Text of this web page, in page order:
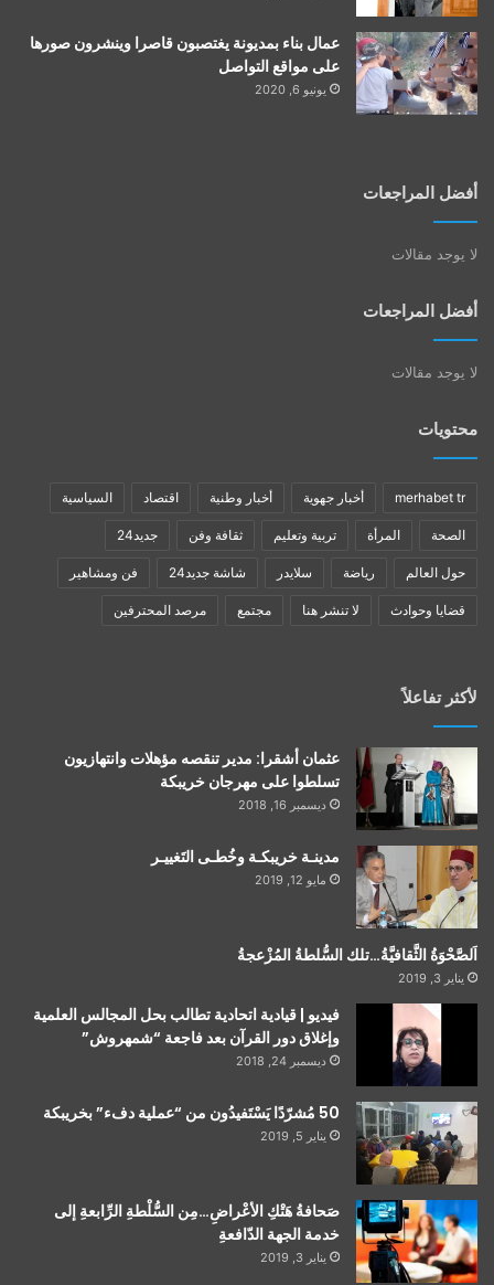
عمال بناء بمديونة يغتصبون قاصرا وينشرون صورها
على مواقع التواصل
يونيو 6, 2020
أفضل المراجعات
لا يوجد مقالات
أفضل المراجعات
لا يوجد مقالات
محتويات
merhabet tr أخبار جهوية أخبار وطنية اقتصاد السياسية
الصحة المرأة تربية وتعليم ثقافة وفن جديد24
حول العالم رياضة سلايدر شاشة جديد24 فن ومشاهير
قضايا وحوادث لا تنشر هنا مجتمع مرصد المحترفين
لأكثر تفاعلاً
عثمان أشقرا: مدير تنقصه مؤهلات وانتهازيون
تسلطوا على مهرجان خريبكة
ديسمبر 16, 2018
مدينـة خريبكـة وخُطـى التَغييـر
مايو 12, 2019
اَلصَّحْوَةُ الثَّقافيَّةُ…تلك السُّلطةُ المُزْعجةُ
يناير 3, 2019
فيديو | قيادية اتحادية تطالب بحل المجالس العلمية
وإغلاق دور القرآن بعد فاجعة “شمهروش”
ديسمبر 24, 2018
50 مُشرّدًا يَسْتَفيدُون من “عملية دفء” بخريبكة
يناير 5, 2019
صَحافةُ هَتْكِ الأعْراضِ…مِن السُّلْطةِ الرِّابعةِ إلى
خدمة الجهة الدّافعةِ
يناير 3, 2019